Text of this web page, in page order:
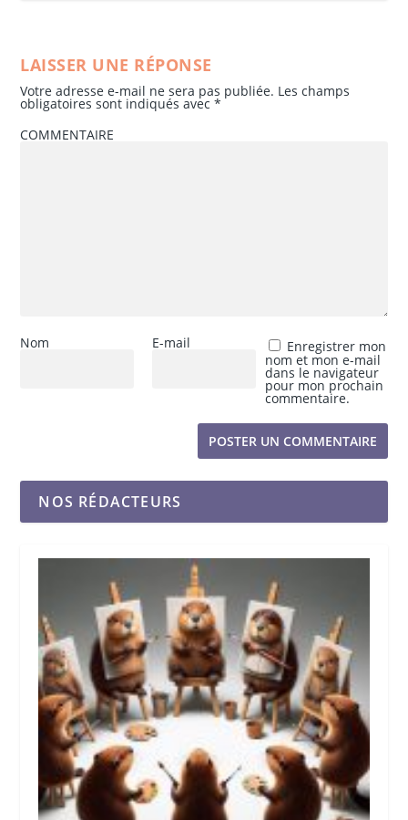
LAISSER UNE RÉPONSE
Votre adresse e-mail ne sera pas publiée. Les champs
obligatoires sont indiqués avec*
COMMENTAIRE
Nom E-mail Enregistrer mon
nom et mon e-mail
dans le navigateur
pour mon prochain
commentaire.
NOS RÉDACTEURS